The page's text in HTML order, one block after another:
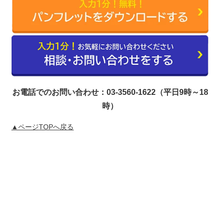
お電話でのお問い合わせ：03-3560-1622（平日9時～18
時）
▲ページTOPへ戻る